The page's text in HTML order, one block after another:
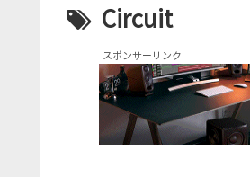
Circuit
スポンサーリンク